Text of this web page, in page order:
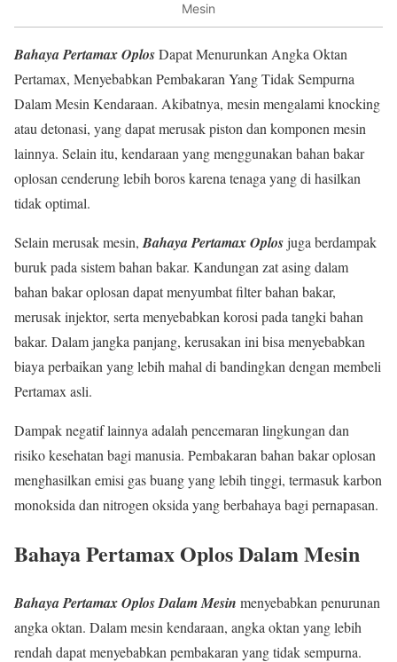
Mesin
Bahaya Pertamax OplosDapat Menurunkan Angka Oktan
Pertamax, Menyebabkan Pembakaran Yang Tidak Sempurna
Dalam Mesin Kendaraan. Akibatnya, mesin mengalami knocking
atau detonasi, yang dapat merusak piston dan komponen mesin
lainnya. Selain itu, kendaraan yang menggunakan bahan bakar
oplosan cenderung lebih boros karena tenaga yang di hasilkan
tidak optimal.
Selain merusak mesin, Bahaya Pertamax Oplosjuga berdampak
buruk pada sistem bahan bakar. Kandungan zat asing dalam
bahan bakar oplosan dapat menyumbat filter bahan bakar,
merusak injektor, serta menyebabkan korosi pada tangki bahan
bakar. Dalam jangka panjang, kerusakan ini bisa menyebabkan
biaya perbaikan yang lebih mahal di bandingkan dengan membeli
Pertamax asli.
Dampak negatif lainnya adalah pencemaran lingkungan dan
risiko kesehatan bagi manusia. Pembakaran bahan bakar oplosan
menghasilkan emisi gas buang yang lebih tinggi, termasuk karbon
monoksida dan nitrogen oksida yang berbahaya bagi pernapasan.
Bahaya Pertamax Oplos Dalam Mesin
Bahaya Pertamax Oplos Dalam Mesin menyebabkan penurunan
angka oktan. Dalam mesin kendaraan, angka oktan yang lebih
rendah dapat menyebabkan pembakaran yang tidak sempurna.